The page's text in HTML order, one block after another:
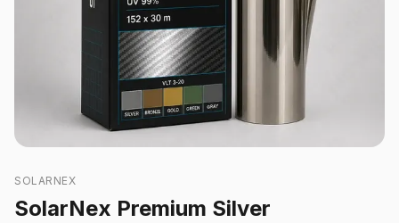
SOLARNEX
SolarNex Premium Silver